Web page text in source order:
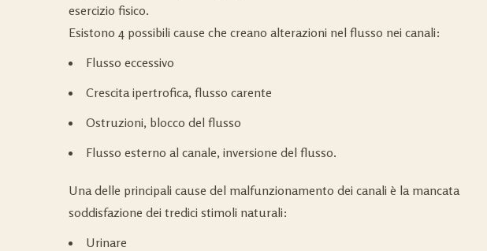
esercizio fisico.
Esistono 4 possibili cause che creano alterazioni nel flusso nei canali:
Flusso eccessivo
Crescita ipertrofica, flusso carente
Ostruzioni, blocco del flusso
Flusso esterno al canale, inversione del flusso.
Una delle principali cause del malfunzionamento dei canali è la mancata
soddisfazione dei tredici stimoli naturali:
Urinare